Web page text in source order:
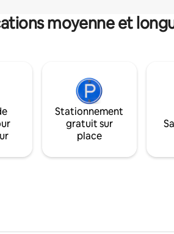
moyenne et
Stationnement
gratuit sur
place